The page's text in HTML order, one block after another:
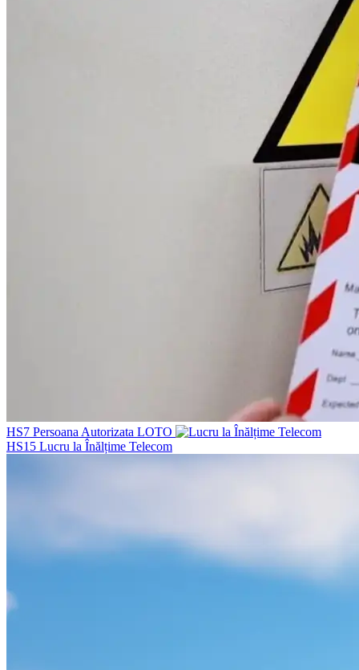
HS7 Persoana Autorizata LOTO
HS15 Lucru la Înălțime Telecom